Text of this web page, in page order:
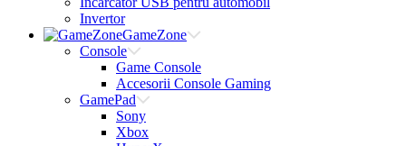
Invertor
GameZone
Console
Game Console
Accesorii Console Gaming
GamePad
Sony
Xbox